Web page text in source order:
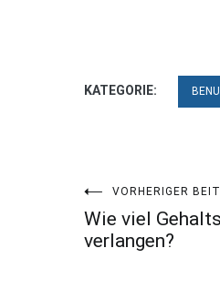
KATEGORIE:
VORHERIGER
Wie viel
verlangen?